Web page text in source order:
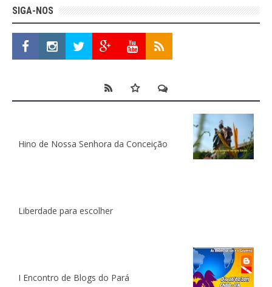
SIGA-NOS
Hino de Nossa Senhora da Conceição
Liberdade para escolher
I Encontro de Blogs do Pará